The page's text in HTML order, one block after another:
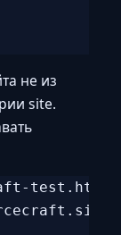
не из
site.
test.html